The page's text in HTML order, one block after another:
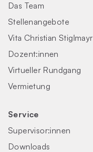
Das Team
Stellenangebote
Vita Christian Stiglmayr
Dozent:innen
Virtueller Rundgang
Vermietung
Service
Supervisor:innen
Downloads